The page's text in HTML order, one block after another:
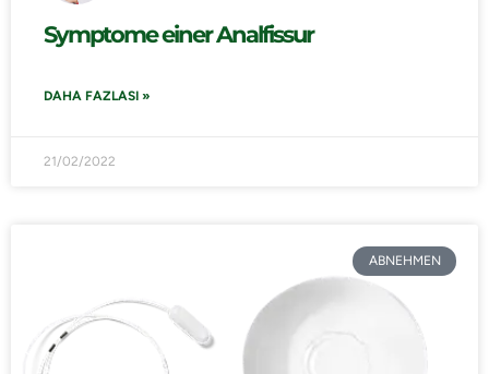
Symptome einer Analfissur
DAHA FAZLASI »
21/02/2022
ABNEHMEN